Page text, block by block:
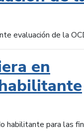
evaluación de la
en
habilitante para las